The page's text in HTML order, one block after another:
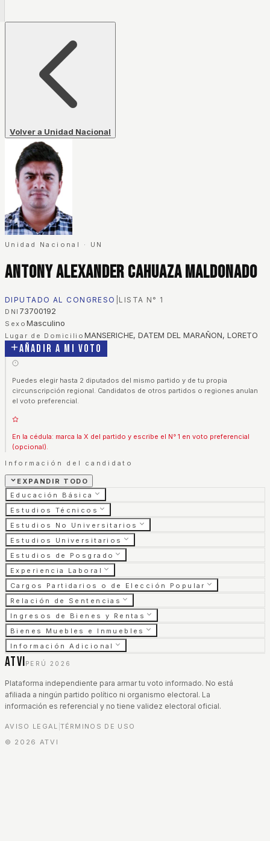
Volver a Unidad Nacional
Unidad Nacional · UN
Antony Alexander Cahuaza Maldonado
DIPUTADO AL CONGRESO LISTA N° 1
DNI 73700192
Sexo Masculino
Lugar de Domicilio MANSERICHE, DATEM DEL MARAÑON, LORETO
Añadir a mi voto
Puedes elegir hasta 2 diputados del mismo partido y de tu propia
circunscripción regional. Candidatos de otros partidos o regiones anulan
el voto preferencial.
En la cédula: marca la X del partido y escribe el N° 1 en voto preferencial
(opcional).
Información del candidato
EXPANDIR TODO
Educación Básica
Estudios Técnicos
Estudios No Universitarios
Estudios Universitarios
Estudios de Posgrado
Experiencia Laboral
Cargos Partidarios o de Elección Popular
Relación de Sentencias
Ingresos de Bienes y Rentas
Bienes Muebles e Inmuebles
Información Adicional
ATVI PERÚ 2026
Plataforma independiente para armar tu voto informado. No está
afiliada a ningún partido político ni organismo electoral. La
información es referencial y no tiene validez electoral oficial.
AVISO LEGAL TÉRMINOS DE USO
© 2026 ATVI